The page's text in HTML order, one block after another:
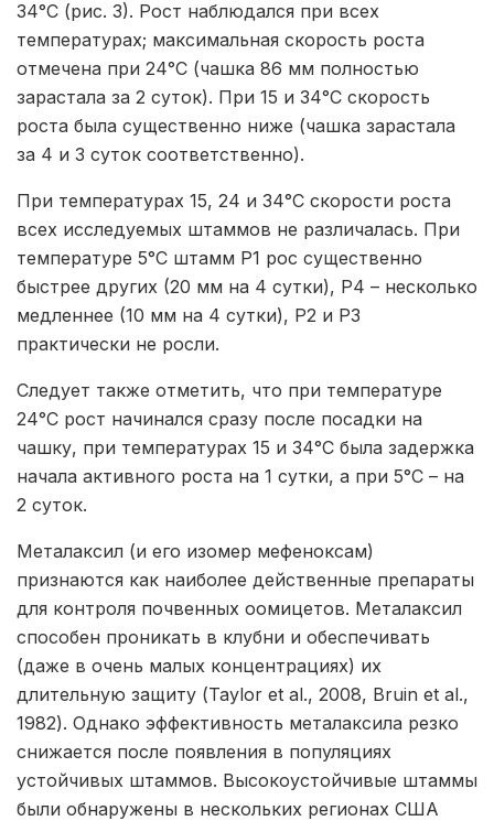
34°С (рис. 3). Рост наблюдался при всех
температурах; максимальная скорость роста
отмечена при 24°С (чашка 86 мм полностью
зарастала за 2 суток). При 15 и 34°С скорость
роста была существенно ниже (чашка зарастала
за 4 и 3 суток соответственно).
При температурах 15, 24 и 34°С скорости роста
всех исследуемых штаммов не различалась. При
температуре 5°С штамм Р1 рос существенно
быстрее других (20 мм на 4 сутки), Р4 – несколько
медленнее (10 мм на 4 сутки), Р2 и Р3
практически не росли.
Следует также отметить, что при температуре
24°С рост начинался сразу после посадки на
чашку, при температурах 15 и 34°С была задержка
начала активного роста на 1 сутки, а при 5°С – на
2 суток.
Металаксил (и его изомер мефеноксам)
признаются как наиболее действенные препараты
для контроля почвенных оомицетов. Металаксил
способен проникать в клубни и обеспечивать
(даже в очень малых концентрациях) их
длительную защиту (Taylor et al., 2008, Bruin et al.,
1982). Однако эффективность металаксила резко
снижается после появления в популяциях
устойчивых штаммов. Высокоустойчивые штаммы
были обнаружены в нескольких регионах США